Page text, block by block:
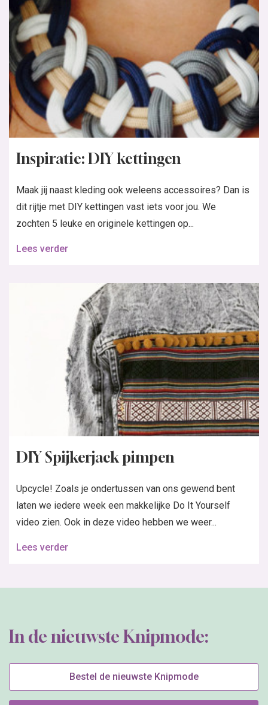
Inspiratie: DIY kettingen
Maak jij naast kleding ook weleens accessoires? Dan is
dit rijtje met DIY kettingen vast iets voor jou. We
zochten 5 leuke en originele kettingen op...
Lees verder
DIY Spijkerjack pimpen
Upcycle! Zoals je ondertussen van ons gewend bent
laten we iedere week een makkelijke Do It Yourself
video zien. Ook in deze video hebben we weer...
Lees verder
In de nieuwste Knipmode:
Bestel de nieuwste Knipmode